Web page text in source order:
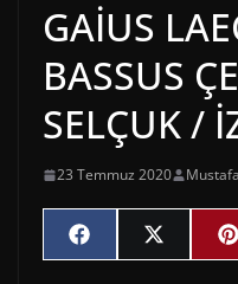
GAİUS
BASSUS
SELÇUK /
23 Temmuz 2020
Share
on
F
a
Share
on
X
(
P